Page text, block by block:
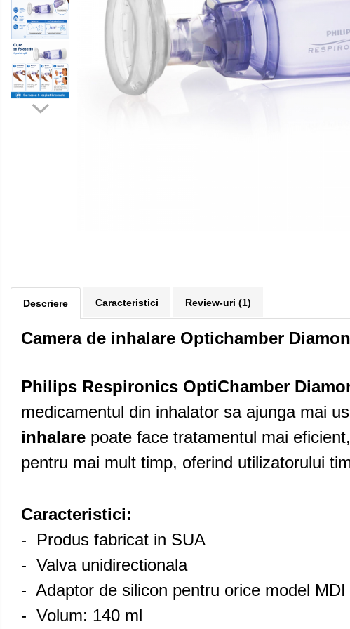
Pulsoximetre
Pulsoximetre de deget
Pulsoximetre profesionale
Accesorii
Monitorizare medicala
Stetoscoape
Ingrijire personala
Cantare corporale
Ingrjire faciala
Perii de par
Igiena dentara
Periute de dinti electrice
Irigatoare bucale
Accesorii si rezerve
Ondulatoare
Placi de par
Perii electrice
Articole ingrijire copii
Descriere Caracteristici Review-uri (1)
Camera de inhalare Optichamber
Philips Respironics OptiChamber
medicamentul din inhalator sa ajunga mai
inhalare poate face tratamentul mai
pentru mai mult timp, oferind utilizatorului
Caracteristici:
- Produs fabricat in SUA
- Valva unidirectionala
- Adaptor de silicon pentru orice model MDI
- Volum: 140 ml